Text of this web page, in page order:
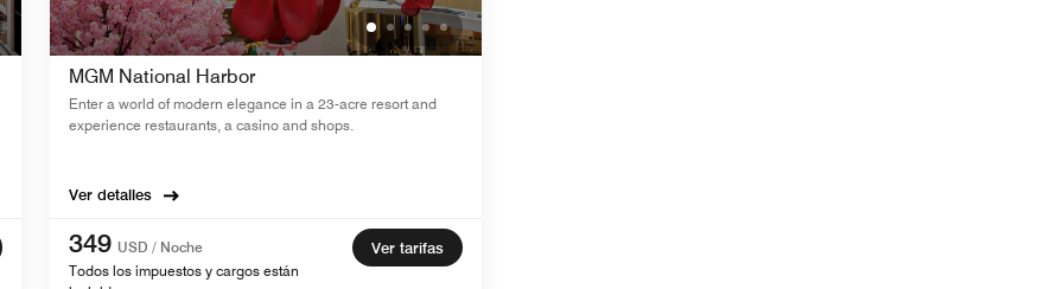
MGM National Harbor
Enter a world of modern elegance in a 23-acre resort and
experience restaurants, a casino and shops.
Ver detalles
349 USD / Noche
Todos los impuestos y cargos están
Ver tarifas